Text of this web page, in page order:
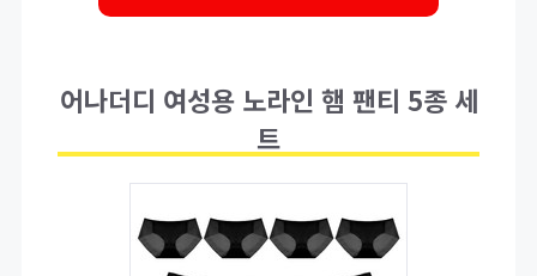
어나더디 여성용 노라인 햄 팬티 5종 세
트